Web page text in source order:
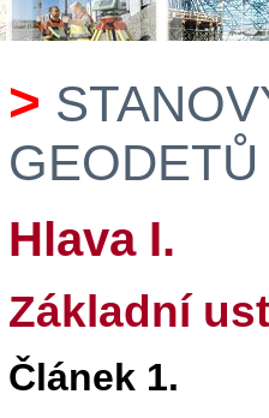
>
Hlava I.
Základní
Článek 1.